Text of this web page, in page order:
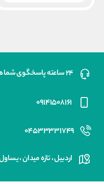
۲۴ ساعته پاسخگوی شما هستیم .
۰۹۱۴۱۵۰۸۱۶۱
۰۴۵۳۳۳۳۱۷۴۹
اردبیل ، تازه میدان ،